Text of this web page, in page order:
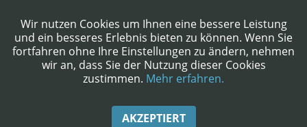
Wir nutzen Cookies um Ihnen eine bessere Leistung
und ein besseres Erlebnis bieten zu können. Wenn Sie
fortfahren ohne Ihre Einstellungen zu ändern, nehmen
wir an, dass Sie der Nutzung dieser Cookies
zustimmen. Mehr erfahren.
AKZEPTIERT